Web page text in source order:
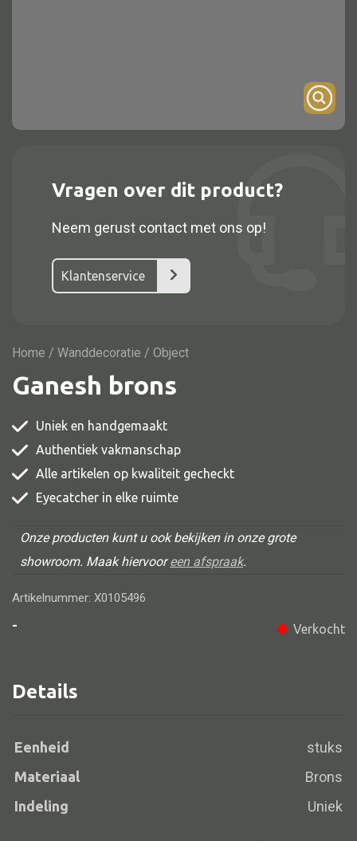
Alle kasten
Dressoir
Nachtkast
Vitrine
TV meubel
Comode
Eetkamer stoel
Barstoel
Stoel overig
Alle banken
Bank gestoffeerd
Vragen over dit product?
Neem gerust contact met ons op!
Klantenservice
Home / Wanddecoratie / Object
Ganesh brons
Uniek en handgemaakt
Authentiek vakmanschap
Alle artikelen op kwaliteit gecheckt
Eyecatcher in elke ruimte
Onze producten kunt u ook bekijken in onze grote
showroom. Maak hiervooreen afspraak.
Artikelnummer: X0105496
-
Verkocht
Details
Eenheid stuks
Materiaal Brons
Indeling Uniek